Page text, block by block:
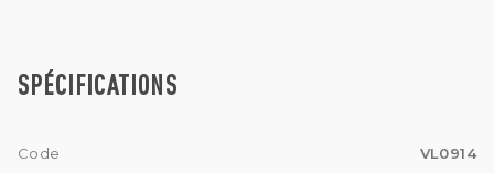
SPÉCIFICATIONS
Code VL0914